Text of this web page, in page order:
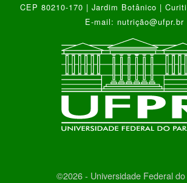
CEP 80210-170 | Jardim Botânico |
E-mail: nutrição@ufpr.br
©2026 - Universidade Federal